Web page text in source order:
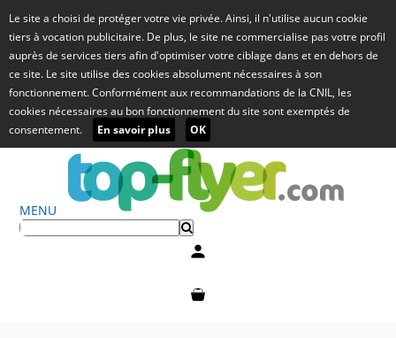
Le site a choisi de protéger votre vie privée. Ainsi, il n'utilise aucun cookie
tiers à vocation publicitaire. De plus, le site ne commercialise pas votre profil
auprès de services tiers afin d'optimiser votre ciblage dans et en dehors de
ce site. Le site utilise des cookies absolument nécessaires à son
fonctionnement. Conformément aux recommandations de la CNIL, les
cookies nécessaires au bon fonctionnement du site sont exemptés de
consentement.
En savoir plus OK
MENU